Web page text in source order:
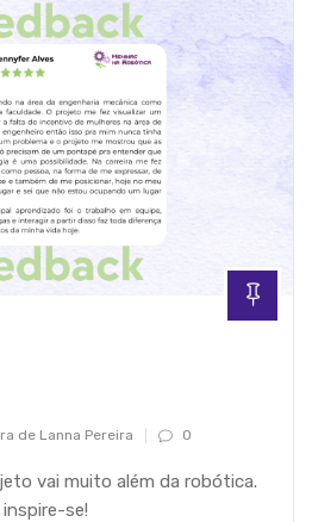
de Lanna Pereira 0
vai muito além da robótica.
se!